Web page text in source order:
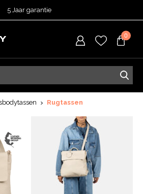
5 Jaar garantie
15:00 = vandaag verzonden.
0
Rugtassen